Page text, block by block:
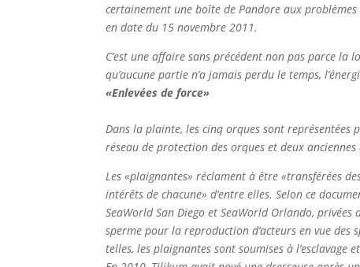
certainement une boîte de Pandore aux
en date du 15 novembre 2011.
C’est une affaire sans précédent non pas parce la
qu’aucune partie n’a jamais perdu le temps,
«Enlevées de force»
Dans la plainte, les cinq orques sont représentées
réseau de protection des orques et deux anciennes
Les «plaignantes» réclament à être «transférées
intérêts de chacune» d’entre elles. Selon ce
SeaWorld San Diego et SeaWorld Orlando,
sperme pour la reproduction d’acteurs en vue des
telles, les plaignantes sont soumises à l’esclavage